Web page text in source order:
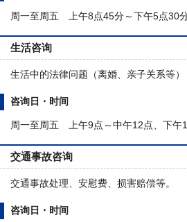
周一至周五 上午8点45分～下午5点30
生活咨询
生活中的法律问题（离婚、亲子关系等）
咨询日・时间
周一至周五 上午9点～中午12点、下午
交通事故咨询
交通事故处理、安慰费、损害赔偿等。
咨询日・时间